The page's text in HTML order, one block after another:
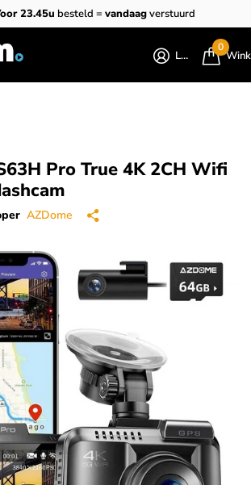
23.45u besteld = vandaagverstuurd
Login
0
Pro True 4K 2CH Wifi
AZDome